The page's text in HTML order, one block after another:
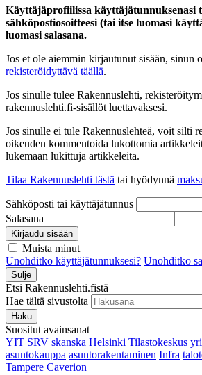
Käyttäjäprofiilissa käyttäjätunnuksenasi
sähköpostiosoitteesi (tai itse luomasi
luomasi salasana.
Jos et ole aiemmin kirjautunut sisään, sinun
rekisteröidyttävä täällä.
Jos sinulle tulee Rakennuslehti,
rakennuslehti.fi-sisällöt luettavaksesi.
Jos sinulle ei tule Rakennuslehteä, voit silti
oikeuden kommentoida lukottomia
lukemaan lukittuja artikkeleita.
Tilaa Rakennuslehti tästä tai hyödynnä
Sähköposti tai käyttäjätunnus
Salasana
Kirjaudu sisään
Muista minut
Unohditko käyttäjätunnuksesi? Unohditko
Sulje
Etsi Rakennuslehti.fistä
Hae tältä sivustolta
Haku
Suositut avainsanat
YIT SRV skanska Helsinki Tilastokeskus
asuntokauppa asuntorakentaminen Infra
Tampere Caverion